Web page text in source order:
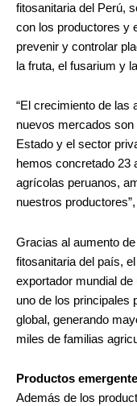
fitosanitaria del Perú,
con los productores y
prevenir y controlar
la fruta, el fusarium y
“El crecimiento de las
nuevos mercados son
Estado y el sector
hemos concretado 23
agrícolas peruanos,
nuestros
Gracias al aumento
fitosanitaria del país,
exportador mundial
uno de los principales
global, generando
miles de familias
Productos
Además de los